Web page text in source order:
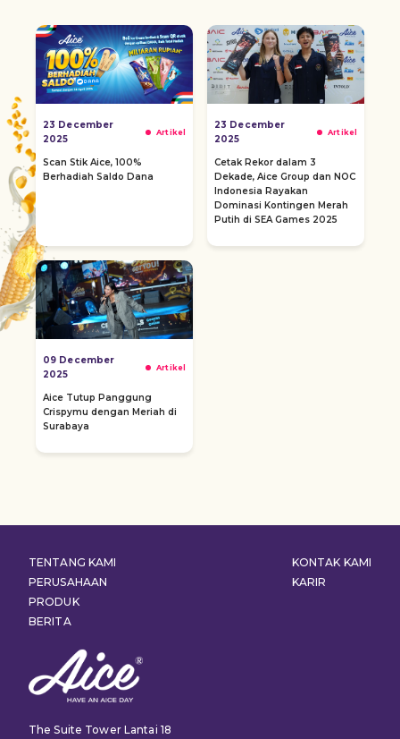
23 December
2025
Artikel
Scan Stik Aice, 100%
Berhadiah Saldo Dana
23 December
2025
Artikel
Cetak Rekor dalam 3
Dekade, Aice Group dan NOC
Indonesia Rayakan
Dominasi Kontingen Merah
Putih di SEA Games 2025
09 December
2025
Artikel
Aice Tutup Panggung
Crispymu dengan Meriah di
Surabaya
The Suite Tower Lantai 18
TENTANG KAMI
PERUSAHAAN
PRODUK
BERITA
KONTAK KAMI
KARIR